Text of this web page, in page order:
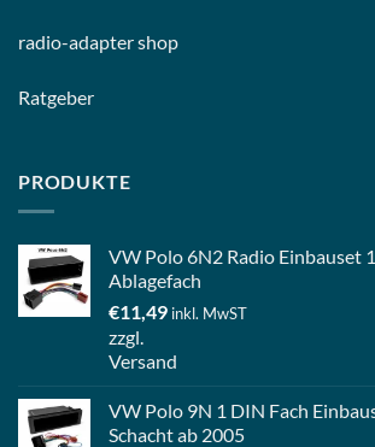
radio-adapter shop
Ratgeber
PRODUKTE
VW Polo 6N2 Radio Einbauset
Ablagefach
€11,49 inkl. MwST
zzgl.
Versand
VW Polo 9N 1 DIN Fach
Schacht ab 2005